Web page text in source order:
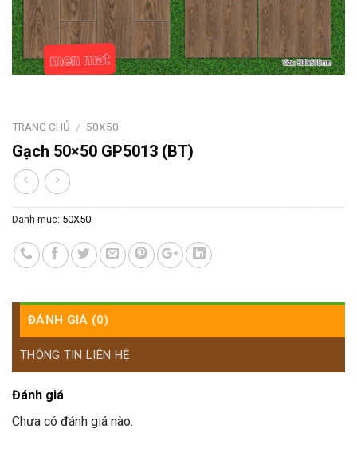
TRANG CHỦ / 50X50
Gạch 50×50 GP5013 (BT)
Danh mục: 50X50
ĐÁNH GIÁ (0)
THÔNG TIN LIÊN HỆ
Đánh giá
Chưa có đánh giá nào.